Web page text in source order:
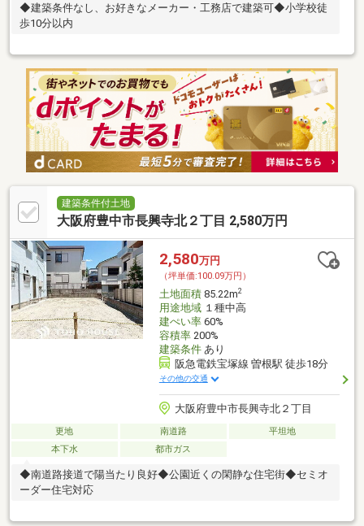
◆建築条件なし、お好きなメーカー・工務店で建築可◆小学校徒
歩10分以内
建築条件付土地
大阪府豊中市長興寺北２丁目 2,580万円
2,580万円
（坪単価:100.09万円）
土地面積85.22m2
用途地域１種中高
建ぺい率60%
容積率200%
建築条件あり
阪急電鉄宝塚線 曽根駅 徒歩18分
その他の交通
大阪府豊中市長興寺北２丁目
更地 南道路
平坦地
本下水
都市ガス
◆南道路接道で陽当たり良好◆公園近くの閑静な住宅街◆セミオ
ーダー住宅対応